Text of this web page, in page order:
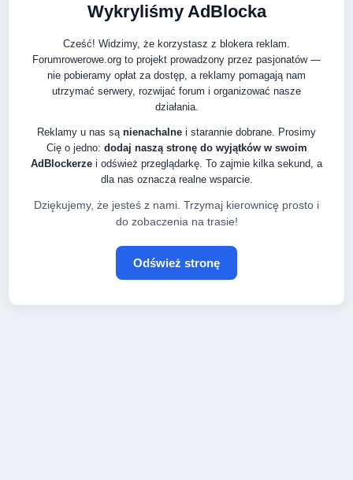
Wykryliśmy AdBlocka
Cześć! Widzimy, że korzystasz z blokera reklam.
Forumrowerowe.org to projekt prowadzony przez pasjonatów —
nie pobieramy opłat za dostęp, a reklamy pomagają nam
utrzymać serwery, rozwijać forum i organizować nasze
działania.
Reklamy u nas są nienachalne i starannie dobrane. Prosimy
Cię o jedno: dodaj naszą stronę do wyjątków w swoim
AdBlockerze i odśwież przeglądarkę. To zajmie kilka sekund, a
dla nas oznacza realne wsparcie.
Dziękujemy, że jesteś z nami. Trzymaj kierownicę prosto i
do zobaczenia na trasie!
Odśwież stronę